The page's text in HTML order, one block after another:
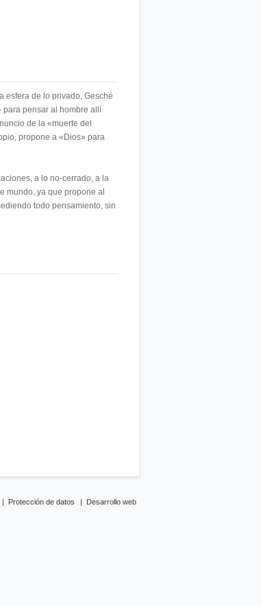
esfera de lo privado, Gesché
para pensar al hombre allí
de la «muerte del
propone a «Dios» para
a lo no-cerrado, a la
mundo, ya que propone al
todo pensamiento, sin
Protección de datos Desarrollo web